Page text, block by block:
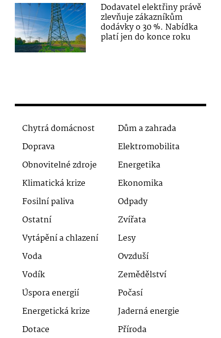
Dodavatel elektřiny právě
zlevňuje zákazníkům
dodávky o 30 %. Nabídka
platí jen do konce roku
Chytrá domácnost
Dům a zahrada
Doprava
Elektromobilita
Obnovitelné zdroje
Energetika
Klimatická krize
Ekonomika
Fosilní paliva
Odpady
Ostatní
Zvířata
Vytápění a chlazení
Lesy
Voda
Ovzduší
Vodík
Zemědělství
Úspora energií
Počasí
Energetická krize
Jaderná energie
Dotace
Příroda